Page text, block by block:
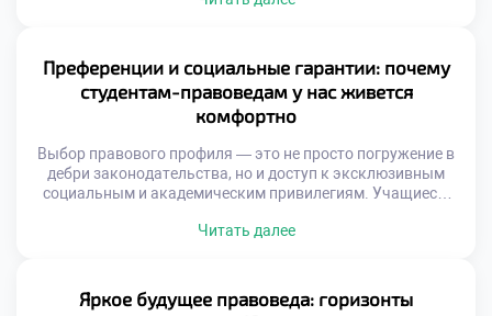
любой сложности. Именно поэтому продуманное
обучение в московском техникуме становится тем самым
надежным трамплином, […]
Преференции и социальные гарантии: почему
студентам-правоведам у нас живется
комфортно
Выбор правового профиля — это не просто погружение в
дебри законодательства, но и доступ к эксклюзивным
социальным и академическим привилегиям. Учащиеся,
обретают мощный фундамент для личного и карьерного
в мир больших возможностей, где каждый студент
окружен заботой и […]
Читать далее
Яркое будущее правоведа: горизонты